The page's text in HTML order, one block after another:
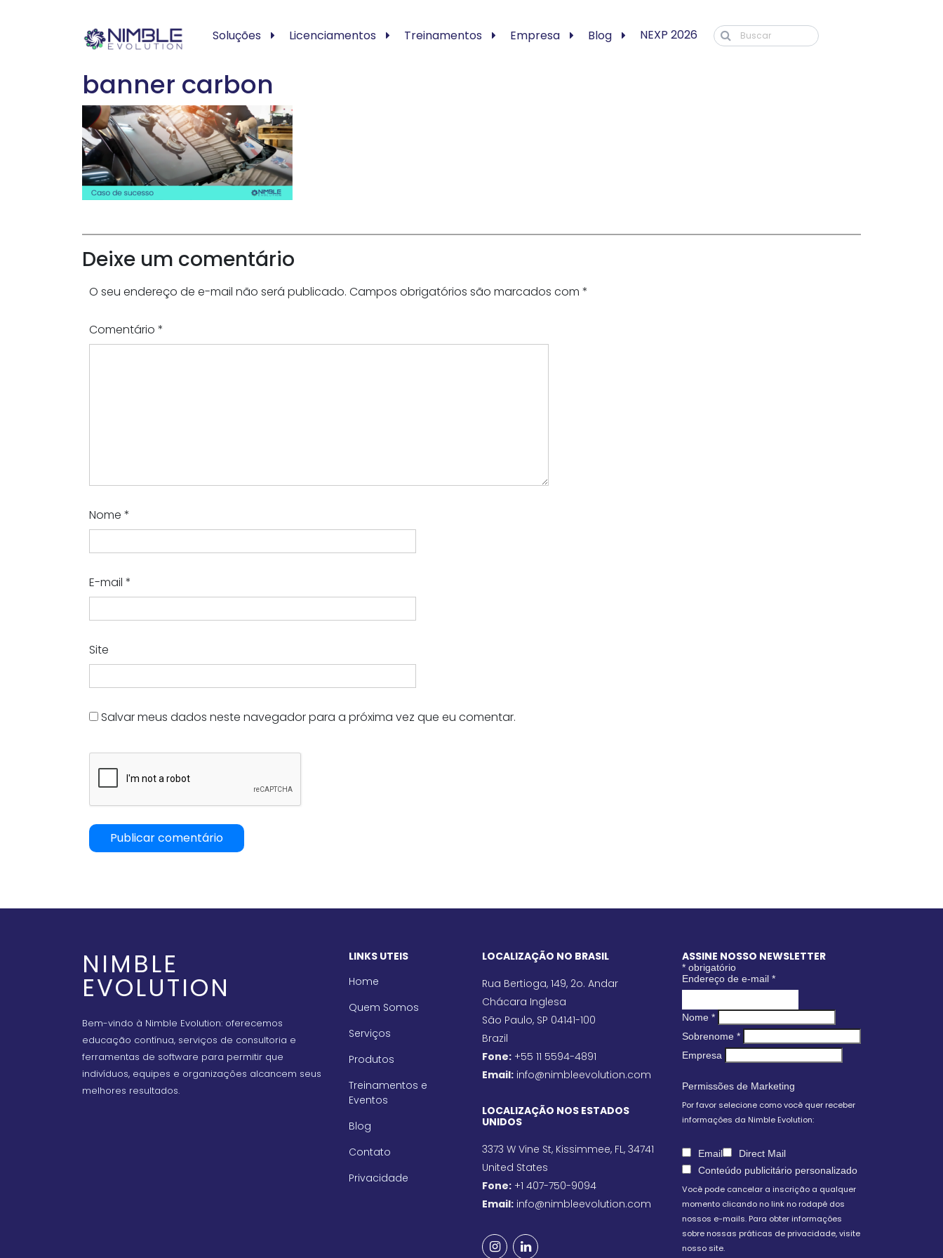
Soluções Licenciamentos Treinamentos Empresa Blog NEXP 2026
banner carbon
Deixe um comentário
O seu endereço de e-mail não será publicado. Campos obrigatórios são marcados com *
Comentário *
Nome *
E-mail *
Site
Salvar meus dados neste navegador para a próxima vez que eu comentar.
NIMBLE
EVOLUTION
Bem-vindo à Nimble Evolution: oferecemos
educação contínua, serviços de consultoria e
ferramentas de software para permitir que
indivíduos, equipes e organizações alcancem seus
melhores resultados.
LINKS UTEIS
Home
Quem Somos
Serviços
Produtos
Treinamentos e
Eventos
Blog
Contato
Privacidade
LOCALIZAÇÃO NO BRASIL
Rua Bertioga, 149, 2o. Andar
Chácara Inglesa
São Paulo, SP 04141-100
Brazil
Fone: +55 11 5594-4891
Email: info@nimbleevolution.com
LOCALIZAÇÃO NOS ESTADOS
UNIDOS
3373 W Vine St, Kissimmee, FL, 34741
United States
Fone: +1 407-750-9094
Email: info@nimbleevolution.com
ASSINE NOSSO NEWSLETTER
* obrigatório
Endereço de e-mail *
Nome *
Sobrenome *
Empresa
Permissões de Marketing
Por favor selecione como você quer receber
informações da Nimble Evolution:
Email
Direct Mail
Conteúdo publicitário personalizado
Você pode cancelar a inscrição a qualquer
momento clicando no link no rodapé dos
nossos e-mails. Para obter informações
sobre nossas práticas de privacidade, visite
nosso site.